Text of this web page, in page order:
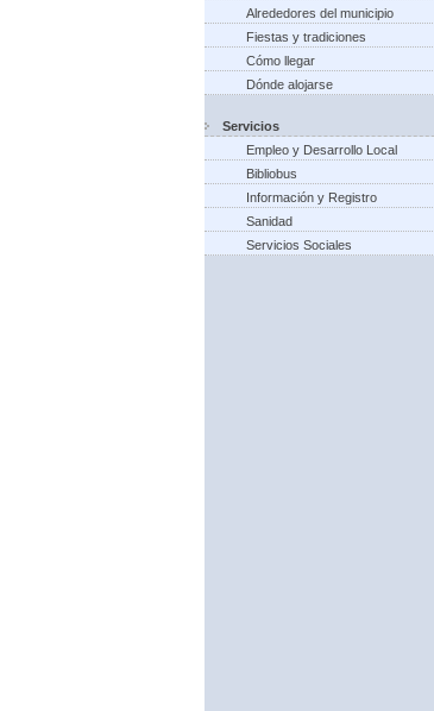
Alrededores del municipio
Fiestas y tradiciones
Cómo llegar
Dónde alojarse
Servicios
Empleo y Desarrollo Local
Bibliobus
Información y Registro
Sanidad
Servicios Sociales